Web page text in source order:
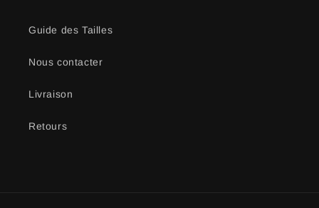
Guide des Tailles
Nous contacter
Livraison
Retours